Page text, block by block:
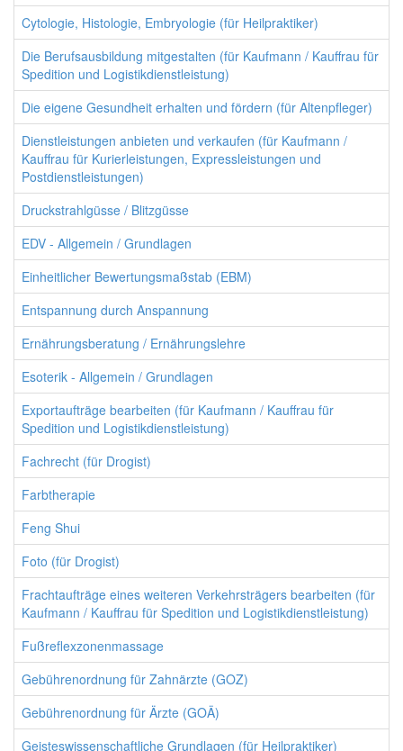
Cytologie, Histologie, Embryologie (für Heilpraktiker)
Die Berufsausbildung mitgestalten (für Kaufmann / Kauffrau für
Spedition und Logistikdienstleistung)
Die eigene Gesundheit erhalten und fördern (für Altenpfleger)
Dienstleistungen anbieten und verkaufen (für Kaufmann /
Kauffrau für Kurierleistungen, Expressleistungen und
Postdienstleistungen)
Druckstrahlgüsse / Blitzgüsse
EDV - Allgemein / Grundlagen
Einheitlicher Bewertungsmaßstab (EBM)
Entspannung durch Anspannung
Ernährungsberatung / Ernährungslehre
Esoterik - Allgemein / Grundlagen
Exportaufträge bearbeiten (für Kaufmann / Kauffrau für
Spedition und Logistikdienstleistung)
Fachrecht (für Drogist)
Farbtherapie
Feng Shui
Foto (für Drogist)
Frachtaufträge eines weiteren Verkehrsträgers bearbeiten (für
Kaufmann / Kauffrau für Spedition und Logistikdienstleistung)
Fußreflexzonenmassage
Gebührenordnung für Zahnärzte (GOZ)
Gebührenordnung für Ärzte (GOÄ)
Geisteswissenschaftliche Grundlagen (für Heilpraktiker)